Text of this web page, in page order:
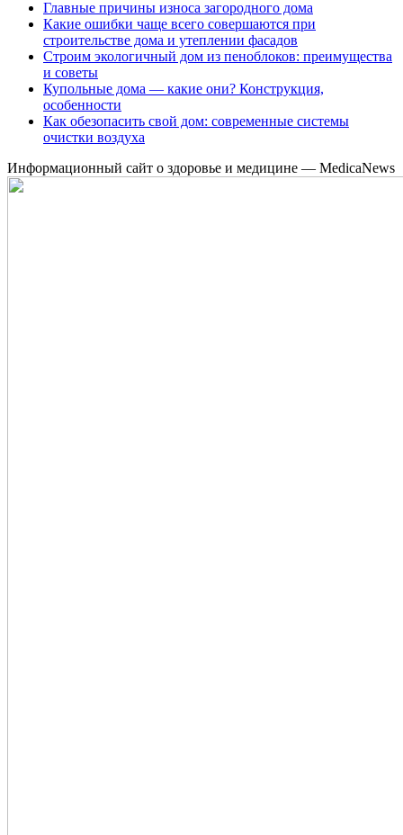
Главные причины износа загородного дома
Какие ошибки чаще всего совершаются при
строительстве дома и утеплении фасадов
Строим экологичный дом из пеноблоков: преимущества
и советы
Купольные дома — какие они? Конструкция,
особенности
Как обезопасить свой дом: современные системы
очистки воздуха
Информационный сайт о здоровье и медицине — MedicaNews